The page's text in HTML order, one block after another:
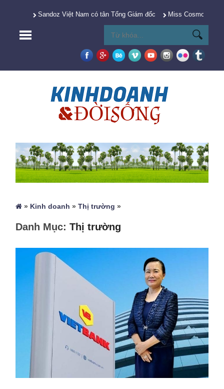
Sandoz Việt Nam có tân Tổng Giám đốc Miss Cosmo 2025
» Kinh doanh »Thị trường »
Danh Mục:Thị trường